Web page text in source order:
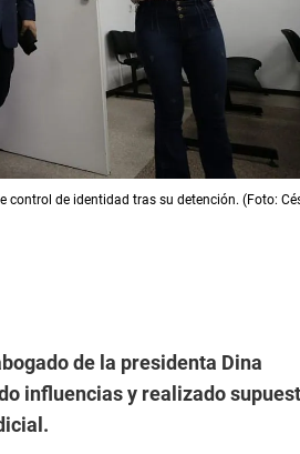
control de identidad tras su detención. (Foto:
de la presidenta Dina
influencias y realizado